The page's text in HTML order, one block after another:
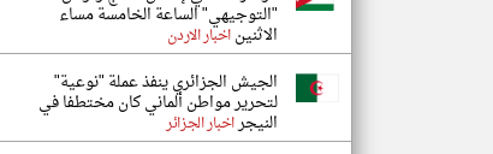
"التوجيهي" الساعة الخامسة مساء
الاثنيناخبار الاردن
الجيش الجزائري ينفذ عملة "نوعية"
لتحرير مواطن ألماني كان مختطفا في
النيجراخبار الجزائر